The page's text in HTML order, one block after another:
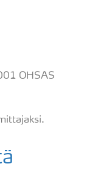
OHSAS